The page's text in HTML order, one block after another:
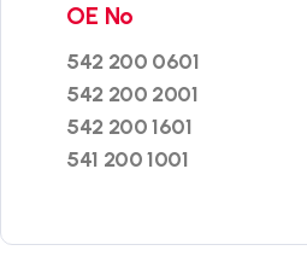
OE No
542 200 0601
542 200 2001
542 200 1601
541 200 1001